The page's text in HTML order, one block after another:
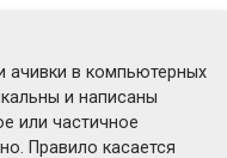
ачивки в компьютерных
и написаны
или частичное
Правило касается